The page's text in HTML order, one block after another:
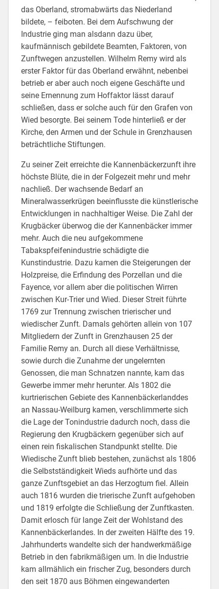
das Oberland, stromabwärts das Niederland
bildete, – feiboten. Bei dem Aufschwung der
Industrie ging man alsdann dazu über,
kaufmännisch gebildete Beamten, Faktoren, von
Zunftwegen anzustellen. Wilhelm Remy wird als
erster Faktor für das Oberland erwähnt, nebenbei
betrieb er aber auch noch eigene Geschäfte und
seine Ernennung zum Hoffaktor lässt darauf
schließen, dass er solche auch für den Grafen von
Wied besorgte. Bei seinem Tode hinterließ er der
Kirche, den Armen und der Schule in Grenzhausen
beträchtliche Stiftungen.
Zu seiner Zeit erreichte die Kannenbäckerzunft ihre
höchste Blüte, die in der Folgezeit mehr und mehr
nachließ. Der wachsende Bedarf an
Mineralwasserkrügen beeinflusste die künstlerische
Entwicklungen in nachhaltiger Weise. Die Zahl der
Krugbäcker überwog die der Kannenbäcker immer
mehr. Auch die neu aufgekommene
Tabakspfeifenindustrie schädigte die
Kunstindustrie. Dazu kamen die Steigerungen der
Holzpreise, die Erfindung des Porzellan und die
Fayence, vor allem aber die politischen Wirren
zwischen Kur-Trier und Wied. Dieser Streit führte
1769 zur Trennung zwischen trierischer und
wiedischer Zunft. Damals gehörten allein von 107
Mitgliedern der Zunft in Grenzhausen 25 der
Familie Remy an. Durch all diese Verhältnisse,
sowie durch die Zunahme der ungelernten
Genossen, die man Schnatzen nannte, kam das
Gewerbe immer mehr herunter. Als 1802 die
kurtrierischen Gebiete des Kannenbäckerlanddes
an Nassau-Weilburg kamen, verschlimmerte sich
die Lage der Tonindustrie dadurch noch, dass die
Regierung den Krugbäckern gegenüber sich auf
einen rein fiskalischen Standpunkt stellte. Die
Wiedische Zunft blieb bestehen, zunächst als 1806
die Selbstständigkeit Wieds aufhörte und das
ganze Zunftsgebiet an das Herzogtum fiel. Allein
auch 1816 wurden die trierische Zunft aufgehoben
und 1819 erfolgte die Schließung der Zunftkasten.
Damit erlosch für lange Zeit der Wohlstand des
Kannenbäckerlandes. In der zweiten Hälfte des 19.
Jahrhunderts wandelte sich der handwerkmäßige
Betrieb in den fabrikmäßigen um. In die Industrie
kam allmählich ein frischer Zug, besonders durch
den seit 1870 aus Böhmen eingewanderten